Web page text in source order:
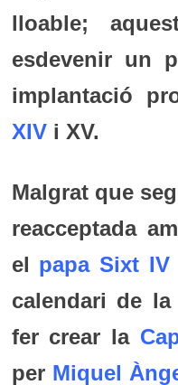
lloable;
esdevenir un
implantació
XIVi XV.
Malgrat que
reacceptada
el papa Sixt IV
calendari de
fer crear la
per Miquel